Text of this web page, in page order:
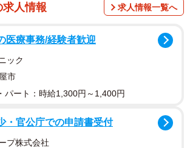
開しているのは、現在万博に８回いく
求人情報 求人情報一覧へ
医療事務/経験者歓迎
ック
市
パート：時給1,300円～1,400円
・官公庁での申請書受付
プ株式会社